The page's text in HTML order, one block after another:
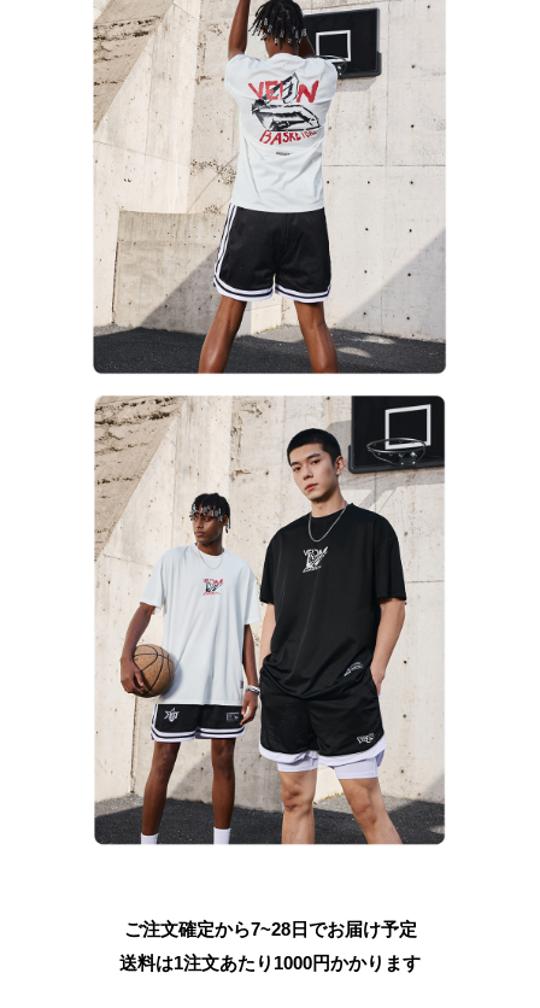
ご注文確定から7~28日でお届け予定
送料は1注文あたり 1000円かかります